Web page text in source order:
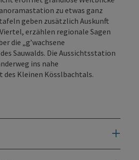
zu etwas ganz
geben zusätzlich Auskunft
erzählen regionale Sagen
die „g’wachsene
Sauwalds. Die Aussichtsstation
ins nahe
Kleinen Kösslbachtals.